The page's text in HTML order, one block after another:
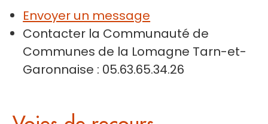
Envoyer un message
Contacter la Communauté de
Communes de la Lomagne Tarn-et-
Garonnaise : 05.63.65.34.26